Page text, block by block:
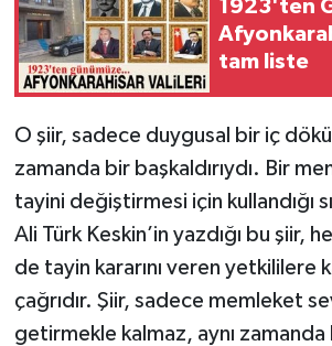
1923'ten
tam liste
O şiir, sadece duygusal bir iç
zamanda bir başkaldırıydı. Bir
tayini değiştirmesi için kullandığı
Ali Türk Keskin’in yazdığı bu şiir,
de tayin kararını veren yetkililere
çağrıdır. Şiir, sadece memleket
getirmekle kalmaz, aynı